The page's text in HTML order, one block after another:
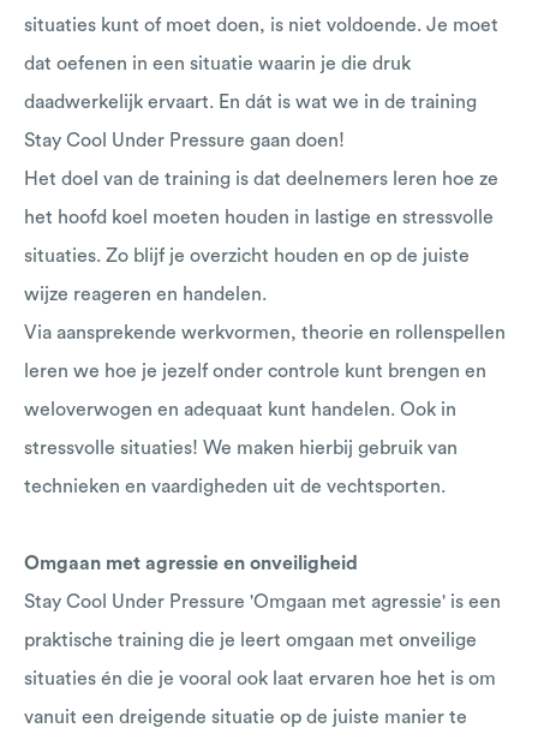
situaties kunt of moet doen, is niet voldoende. Je moet
dat oefenen in een situatie waarin je die druk
daadwerkelijk ervaart. En dát is wat we in de training
Stay Cool Under Pressure gaan doen!
Het doel van de training is dat deelnemers leren hoe ze
het hoofd koel moeten houden in lastige en stressvolle
situaties. Zo blijf je overzicht houden en op de juiste
wijze reageren en handelen.
Via aansprekende werkvormen, theorie en rollenspellen
leren we hoe je jezelf onder controle kunt brengen en
weloverwogen en adequaat kunt handelen. Ook in
stressvolle situaties! We maken hierbij gebruik van
technieken en vaardigheden uit de vechtsporten.
Omgaan met agressie en onveiligheid
Stay Cool Under Pressure 'Omgaan met agressie' is een
praktische training die je leert omgaan met onveilige
situaties én die je vooral ook laat ervaren hoe het is om
vanuit een dreigende situatie op de juiste manier te